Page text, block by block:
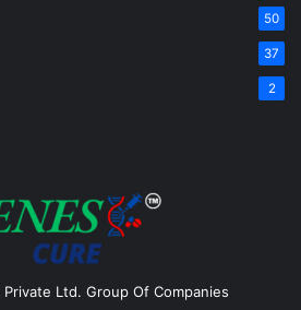
50
37
2
Ltd. Group Of Companies